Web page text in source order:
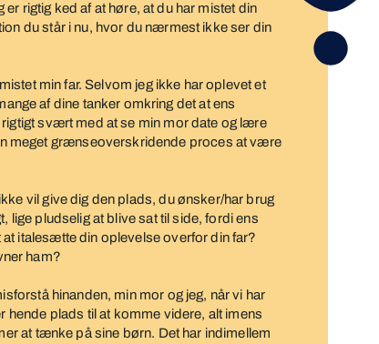
rigtig ked af at høre, at du har mistet din
du står i nu, hvor du nærmest ikke ser din
min far. Selvom jeg ikke har oplevet et
af dine tanker omkring det at ens
svært med at se min mor date og lære
meget grænseoverskridende proces at være
vil give dig den plads, du ønsker/har brug
lige pludselig at blive sat til side, fordi ens
italesætte din oplevelse overfor din far?
ham?
hinanden, min mor og jeg, når vi har
hende plads til at komme videre, alt imens
at tænke på sine børn. Det har indimellem